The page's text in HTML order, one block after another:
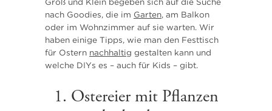
Groß und Klein begeben sich auf die Suche
nach Goodies, die im Garten, am Balkon
oder im Wohnzimmer auf sie warten. Wir
haben einige Tipps, wie man den Festtisch
für Ostern nachhaltig gestalten kann und
welche DIYs es – auch für Kids – gibt.
1. Ostereier mit Pflanzen